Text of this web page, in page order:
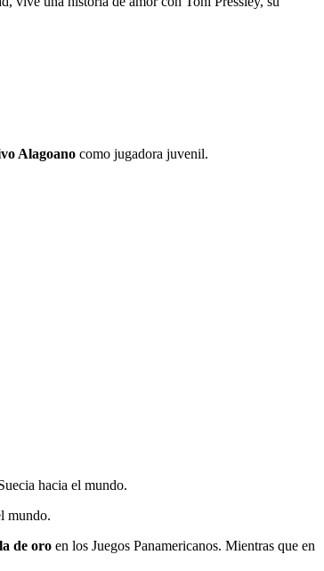
Alagoano como jugadora juvenil.
hacia el mundo.
mundo.
de oro en los Juegos Panamericanos. Mientras que en